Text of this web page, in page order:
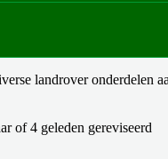
landrover onderdelen
of 4 geleden gereviseerd